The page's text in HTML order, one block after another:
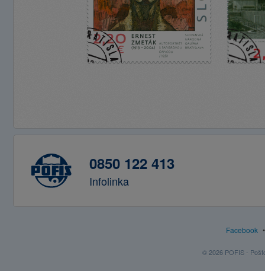
0850 122 413
Infolinka
Facebook
© 2026 POFIS -